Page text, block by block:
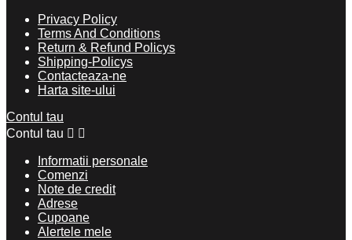
Privacy Policy
Terms And Conditions
Return & Refund Policys
Shipping-Policys
Contacteaza-ne
Harta site-ului
Contul tau
Contul tau  
Informatii personale
Comenzi
Note de credit
Adrese
Cupoane
Alertele mele